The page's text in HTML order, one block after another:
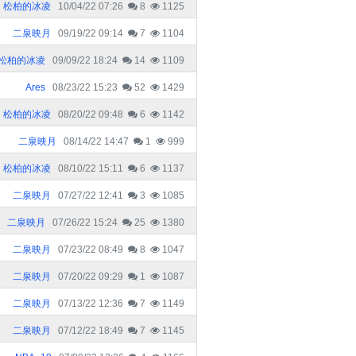
松柏的冰凌 10/04/22 07:26 8 1125
二泉映月 09/19/22 09:14 7 1104
柏的冰凌 09/09/22 18:24 14 1109
Ares 08/23/22 15:23 52 1429
松柏的冰凌 08/20/22 09:48 6 1142
二泉映月 08/14/22 14:47 1 999
松柏的冰凌 08/10/22 15:11 6 1137
二泉映月 07/27/22 12:41 3 1085
二泉映月 07/26/22 15:24 25 1380
二泉映月 07/23/22 08:49 8 1047
二泉映月 07/20/22 09:29 1 1087
二泉映月 07/13/22 12:36 7 1149
二泉映月 07/12/22 18:49 7 1145